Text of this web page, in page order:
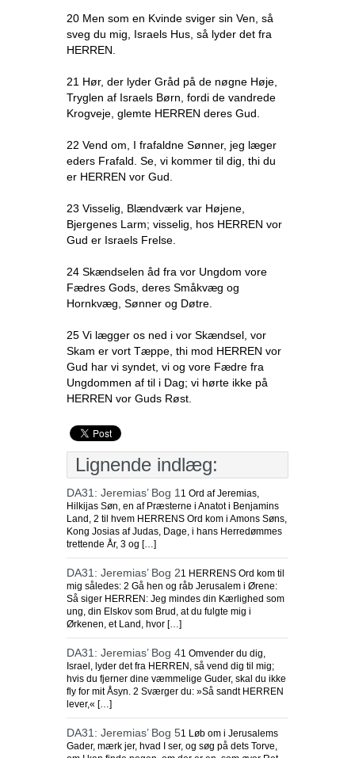
20 Men som en Kvinde sviger sin Ven, så
sveg du mig, Israels Hus, så lyder det fra
HERREN.
21 Hør, der lyder Gråd på de nøgne Høje,
Tryglen af Israels Børn, fordi de vandrede
Krogveje, glemte HERREN deres Gud.
22 Vend om, I frafaldne Sønner, jeg læger
eders Frafald. Se, vi kommer til dig, thi du
er HERREN vor Gud.
23 Visselig, Blændværk var Højene,
Bjergenes Larm; visselig, hos HERREN vor
Gud er Israels Frelse.
24 Skændselen åd fra vor Ungdom vore
Fædres Gods, deres Småkvæg og
Hornkvæg, Sønner og Døtre.
25 Vi lægger os ned i vor Skændsel, vor
Skam er vort Tæppe, thi mod HERREN vor
Gud har vi syndet, vi og vore Fædre fra
Ungdommen af til i Dag; vi hørte ikke på
HERREN vor Guds Røst.
Lignende indlæg:
DA31: Jeremias’ Bog 1 1 Ord af Jeremias,
Hilkijas Søn, en af Præsterne i Anatot i Benjamins
Land, 2 til hvem HERRENS Ord kom i Amons Søns,
Kong Josias af Judas, Dage, i hans Herredømmes
trettende År, 3 og […]
DA31: Jeremias’ Bog 21 HERRENS Ord kom til
mig således: 2 Gå hen og råb Jerusalem i Ørene:
Så siger HERREN: Jeg mindes din Kærlighed som
ung, din Elskov som Brud, at du fulgte mig i
Ørkenen, et Land, hvor […]
DA31: Jeremias’ Bog 41 Omvender du dig,
Israel, lyder det fra HERREN, så vend dig til mig;
hvis du fjerner dine væmmelige Guder, skal du ikke
fly for mit Åsyn. 2 Sværger du: »Så sandt HERREN
lever,« […]
DA31: Jeremias’ Bog 51 Løb om i Jerusalems
Gader, mærk jer, hvad I ser, og søg på dets Torve,